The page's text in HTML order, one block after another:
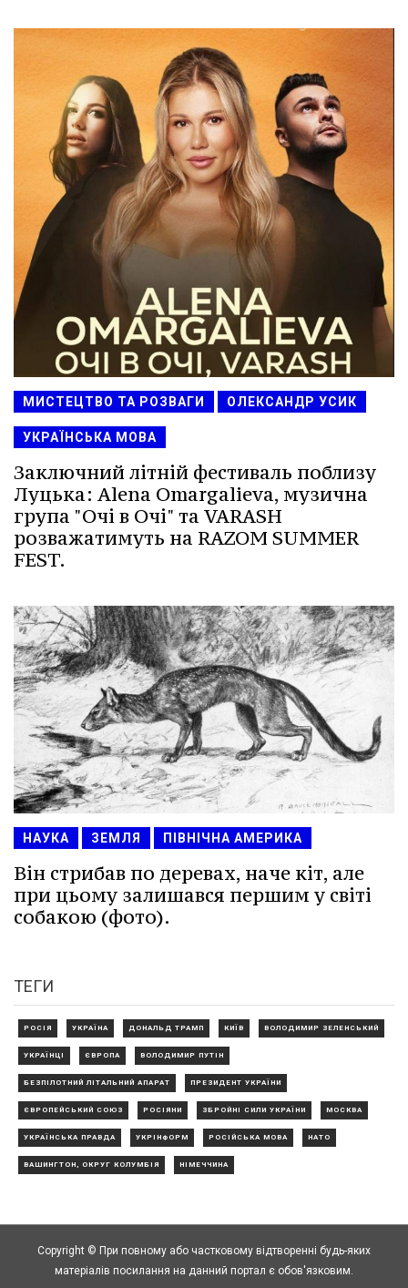
МИСТЕЦТВО ТА РОЗВАГИ ОЛЕКСАНДР УСИК
УКРАЇНСЬКА МОВА
Заключний літній фестиваль поблизу
Луцька: Alena Omargalieva, музична
група "Очі в Очі" та VARASH
розважатимуть на RAZOM SUMMER
FEST.
НАУКА ЗЕМЛЯ ПІВНІЧНА АМЕРИКА
Він стрибав по деревах, наче кіт, але
при цьому залишався першим у світі
собакою (фото).
ТЕГИ
РОСІЯ УКРАЇНА ДОНАЛЬД ТРАМП КИЇВ ВОЛОДИМИР ЗЕЛЕНСЬКИЙ
УКРАЇНЦІ ЄВРОПА ВОЛОДИМИР ПУТІН
БЕЗПІЛОТНИЙ ЛІТАЛЬНИЙ АПАРАТ ПРЕЗИДЕНТ УКРАЇНИ
ЄВРОПЕЙСЬКИЙ СОЮЗ РОСІЯНИ ЗБРОЙНІ СИЛИ УКРАЇНИ МОСКВА
УКРАЇНСЬКА ПРАВДА УКРІНФОРМ РОСІЙСЬКА МОВА НАТО
ВАШИНГТОН, ОКРУГ КОЛУМБІЯ НІМЕЧЧИНА
Copyright © При повному або частковому відтворенні будь-яких
матеріалів посилання на данний портал є обов'язковим.